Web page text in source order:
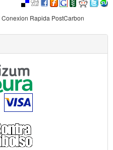
Conexion Rapida PostCarbon